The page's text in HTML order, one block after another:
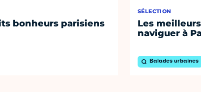
bonheurs parisiens
SÉLECTION
Les
naviguer à
Balades urbaines